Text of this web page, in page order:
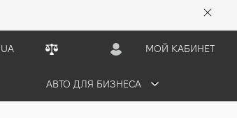
UA МОЙ КАБИНЕТ
АВТО ДЛЯ БИЗНЕСА